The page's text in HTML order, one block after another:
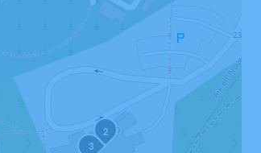
2
3